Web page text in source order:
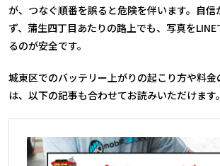
が、つなぐ順番を誤ると危険を伴います。自信
ず、蒲生四丁目あたりの路上でも、写真を
るのが安全です。
城東区でのバッテリー上がりの起こり方や料
は、以下の記事も合わせてお読みいただけます。